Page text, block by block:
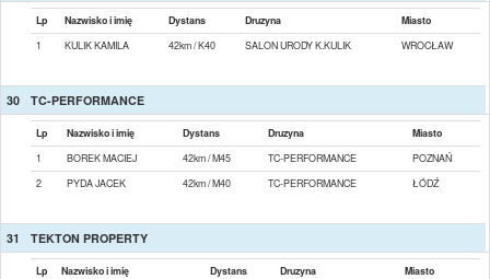
Lp Nazwisko i imię Dystans Druzyna
Miasto
1
KULIK KAMILA 42km / K40 SALON URODY K.KULIK WROCŁAW
30 TC-PERFORMANCE
Lp Nazwisko i imię Dystans Druzyna
Miasto
1
BOREK MACIEJ 42km / M45 TC-PERFORMANCE
POZNAŃ
2
PYDA JACEK 42km / M40 TC-PERFORMANCE ŁÓDŹ
31 TEKTON PROPERTY
Lp Nazwisko i imię Dystans Druzyna
Miasto